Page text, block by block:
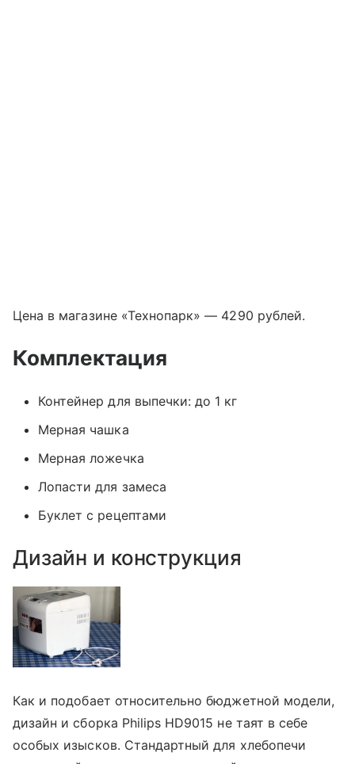
Цена в магазине «Технопарк» — 4290 рублей.
Комплектация
Контейнер для выпечки: до 1 кг
Мерная чашка
Мерная ложечка
Лопасти для замеса
Буклет с рецептами
Дизайн и конструкция
Как и подобает относительно бюджетной модели,
дизайн и сборка Philips HD9015 не таят в себе
особых изысков. Стандартный для хлебопечи